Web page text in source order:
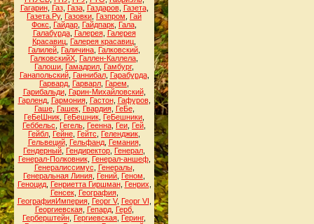
Гагарин, Газ, Газа, Газдаров, Газета,
Газета.Ру, Газовки Газпром
Гай
Фокс
Гайдар Гайдпарк Гала
Галабурда, Галерея, Галерея
Красавиц Галерея красавиц
Галилей Галичина Галковский
ГалковскийХ Галлен-Каллела
Галоши Гамадрил Гамбург,
Ганапольский, Ганнибал, Гарабурда,
Гарвард Гарварл Гарем
Гарибальди, Гарин-Михайловский,
Гарленд, Гармония, Гастон, Гафуров,
Гаше, Гашек, Гвардия, ГеБе,
ГеБеШник ГеБешник ГеБешники
Геббельс
Гегель Геенна Геи Гей
Гейбл Гейне Гейтс Геленджик
Гельвеций, Гельфанд, Гемания,
Гендерный Гендиректор Генерал
Генерал-Полковник, Генерал-аншеф,
Генералиссимус
Генералы,
Генеральная Линия Гений Геном
Геноцид, Генриетта Гиршман, Генрих
Генсек, География,
ГеографияИмперия, Георг V, Георг VI
Георгиевская, Гепард, Герб,
Герберштейн Гергиевская Геринг,